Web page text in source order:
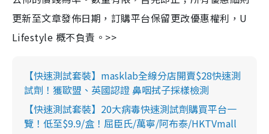
更新至文章發佈日期，訂購平台保留更改優惠權利，U
Lifestyle 概不負責。>>
【快速測試套裝】masklab全線分店開賣$28快速測
試劑！獲歐盟、英國認證 鼻咽拭子採樣檢測
【快速測試套裝】20大病毒快速測試劑購買平台一
覽！低至$9.9/盒！屈臣氏/萬寧/阿布泰/HKTVmall